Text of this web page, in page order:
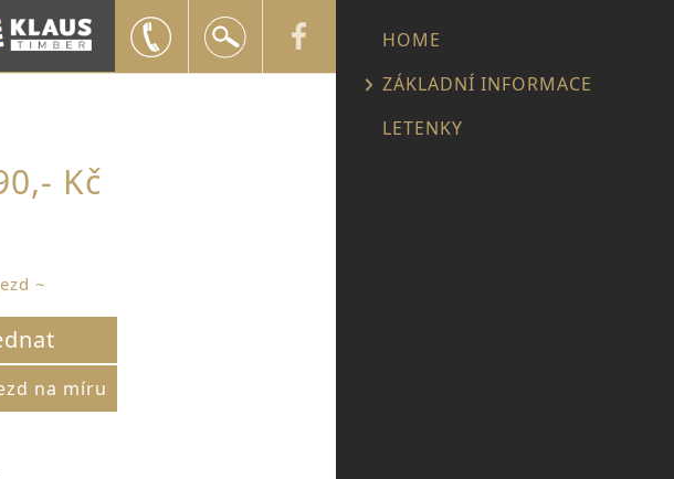
+420 602 552 624
info@snailtravel.czHOME
ZÁKLADNÍ INFORMACE
LETENKY
Kč
~
na míru